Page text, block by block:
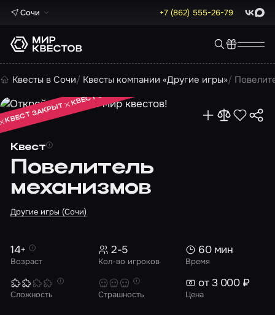
Сочи +7 (862) 555-26-79 Max
Квесты в Сочи Квесты компании «Другие игры»
Квест
Повелитель
механизмов
Другие игры (Сочи)
КВЕСТ ЗАКРЫТ
КВЕСТ ЗАКРЫТ
КВЕСТ ЗАКРЫТ
Возраст
14+
Кол-во игроков
2-5
Время
60 мин
Сложность Страшность Цена
от 3 000 ₽